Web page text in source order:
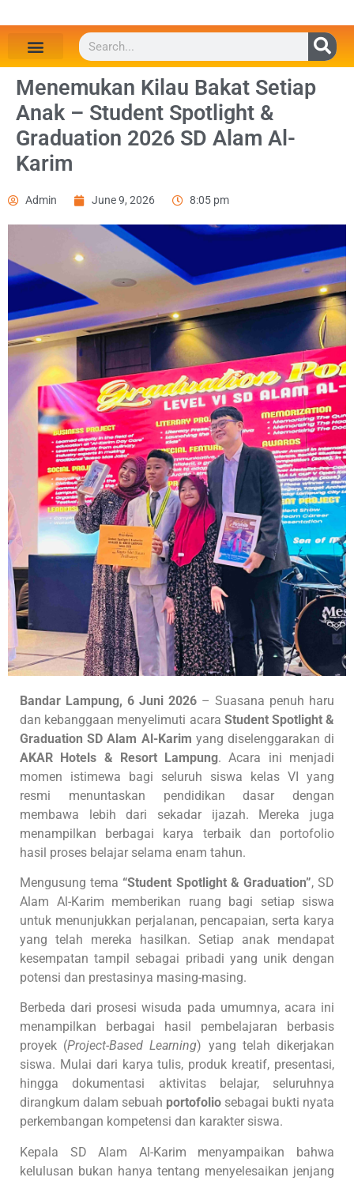
Menemukan Kilau Bakat Setiap
Anak – Student Spotlight &
Graduation 2026 SD Alam Al-
Karim
Admin June 9, 2026 8:05 pm
Bandar Lampung, 6 Juni 2026 – Suasana penuh haru
dan kebanggaan menyelimuti acara Student Spotlight &
Graduation SD Alam Al-Karim yang diselenggarakan di
AKAR Hotels & Resort Lampung. Acara ini menjadi
momen istimewa bagi seluruh siswa kelas VI yang
resmi menuntaskan pendidikan dasar dengan
membawa lebih dari sekadar ijazah. Mereka juga
menampilkan berbagai karya terbaik dan portofolio
hasil proses belajar selama enam tahun.
Mengusung tema “Student Spotlight & Graduation”, SD
Alam Al-Karim memberikan ruang bagi setiap siswa
untuk menunjukkan perjalanan, pencapaian, serta karya
yang telah mereka hasilkan. Setiap anak mendapat
kesempatan tampil sebagai pribadi yang unik dengan
potensi dan prestasinya masing-masing.
Berbeda dari prosesi wisuda pada umumnya, acara ini
menampilkan berbagai hasil pembelajaran berbasis
proyek (Project-Based Learning) yang telah dikerjakan
siswa. Mulai dari karya tulis, produk kreatif, presentasi,
hingga dokumentasi aktivitas belajar, seluruhnya
dirangkum dalam sebuah portofolio sebagai bukti nyata
perkembangan kompetensi dan karakter siswa.
Kepala SD Alam Al-Karim menyampaikan bahwa
kelulusan bukan hanya tentang menyelesaikan jenjang